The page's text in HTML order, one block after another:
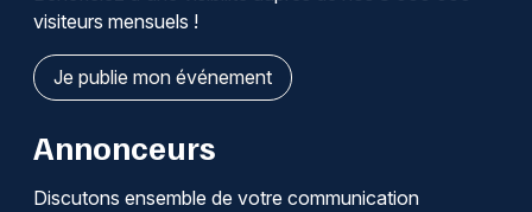
visiteurs mensuels !
Je publie mon événement
Annonceurs
Discutons ensemble de votre communication